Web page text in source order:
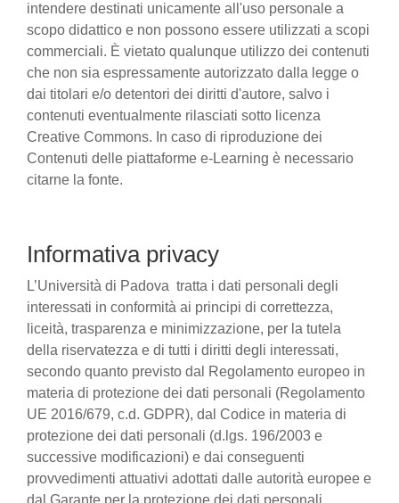
intendere destinati unicamente all'uso personale a
scopo didattico e non possono essere utilizzati a scopi
commerciali. È vietato qualunque utilizzo dei contenuti
che non sia espressamente autorizzato dalla legge o
dai titolari e/o detentori dei diritti d'autore, salvo i
contenuti eventualmente rilasciati sotto licenza
Creative Commons. In caso di riproduzione dei
Contenuti delle piattaforme e-Learning è necessario
citarne la fonte.
Informativa privacy
L’Università di Padova tratta i dati personali degli
interessati in conformità ai principi di correttezza,
liceità, trasparenza e minimizzazione, per la tutela
della riservatezza e di tutti i diritti degli interessati,
secondo quanto previsto dal Regolamento europeo in
materia di protezione dei dati personali (Regolamento
UE 2016/679, c.d. GDPR), dal Codice in materia di
protezione dei dati personali (d.lgs. 196/2003 e
successive modificazioni) e dai conseguenti
provvedimenti attuativi adottati dalle autorità europee e
dal Garante per la protezione dei dati personali